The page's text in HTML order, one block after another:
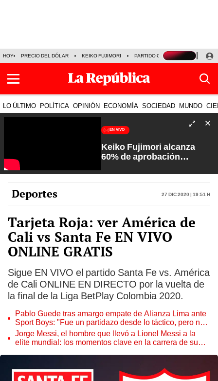
HOY PRECIO DEL DÓLAR KEIKO FUJIMORI PARTIDO OBRAS ARMONÍA 10
LO ÚLTIMO POLÍTICA OPINIÓN ECONOMÍA SOCIEDAD MUNDO
EN VIVO
Keiko Fujimori alcanza
60% de aprobación
Rosa María Palacios
Deportes 27 Dic 2020 | 19:51 h
Tarjeta Roja: ver América de
Cali vs Santa Fe EN VIVO
ONLINE GRATIS
Sigue EN VIVO el partido Santa Fe vs. América
de Cali ONLINE EN DIRECTO por la vuelta de
la final de la Liga BetPlay Colombia 2020.
Pablo Guede tras amargo empate de Alianza Lima ante
Sport Boys: "Fue un partidazo desde lo táctico, pero no
jugamos bien"
Jorge Messi, el hombre que llevó a Lionel Messi a la
elite mundial: los momentos clave en la carrera de su